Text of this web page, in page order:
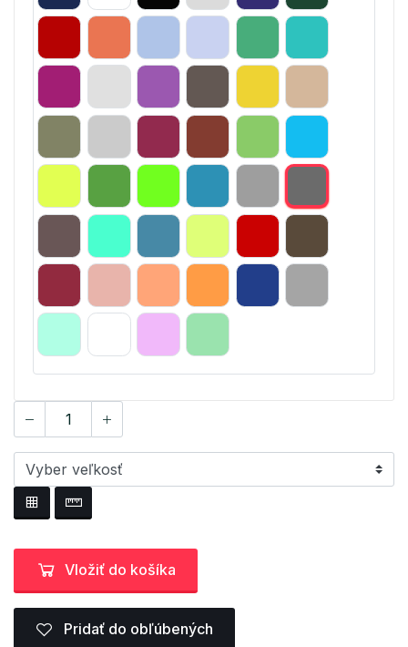
Vložiť do košíka
Pridať do obľúbených